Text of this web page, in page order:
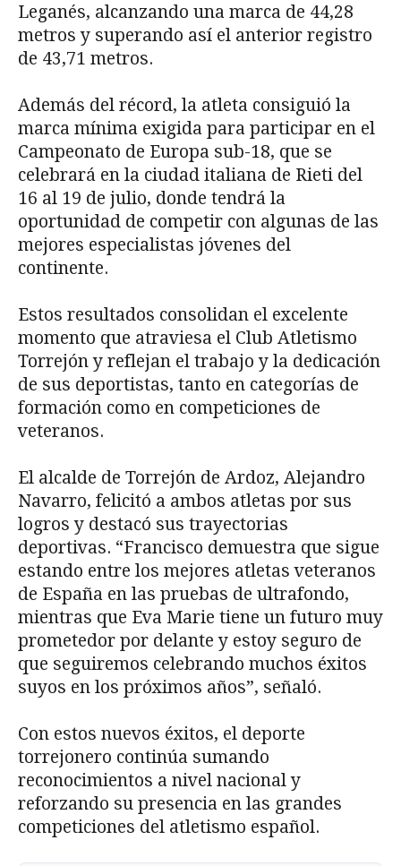
Leganés, alcanzando una marca de 44,28
metros y superando así el anterior registro
de 43,71 metros.
Además del récord, la atleta consiguió la
marca mínima exigida para participar en el
Campeonato de Europa sub-18, que se
celebrará en la ciudad italiana de Rieti del
16 al 19 de julio, donde tendrá la
oportunidad de competir con algunas de las
mejores especialistas jóvenes del
continente.
Estos resultados consolidan el excelente
momento que atraviesa el Club Atletismo
Torrejón y reflejan el trabajo y la dedicación
de sus deportistas, tanto en categorías de
formación como en competiciones de
veteranos.
El alcalde de Torrejón de Ardoz, Alejandro
Navarro, felicitó a ambos atletas por sus
logros y destacó sus trayectorias
deportivas. “Francisco demuestra que sigue
estando entre los mejores atletas veteranos
de España en las pruebas de ultrafondo,
mientras que Eva Marie tiene un futuro muy
prometedor por delante y estoy seguro de
que seguiremos celebrando muchos éxitos
suyos en los próximos años”, señaló.
Con estos nuevos éxitos, el deporte
torrejonero continúa sumando
reconocimientos a nivel nacional y
reforzando su presencia en las grandes
competiciones del atletismo español.